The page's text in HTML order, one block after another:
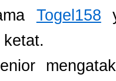
Togel158